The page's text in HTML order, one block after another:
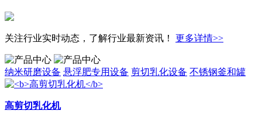
关注行业实时动态，了解行业最新资讯！ 更多详情>>
纳米研磨设备 悬浮肥专用设备 剪切乳化设备 不锈钢釜和罐
高剪切乳化机